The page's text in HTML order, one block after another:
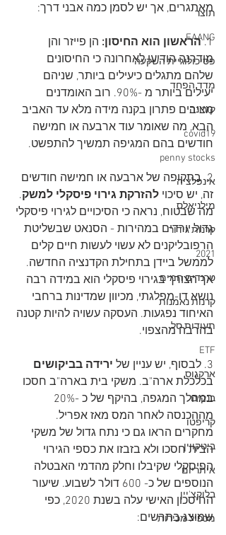
תוצר
FAANG
פסיכולוגיית השקעה
מדד הפחד
קורונה
covid19
penny stocks
אינפלציה
מילניאלס
קרנות גידור
2021
טרנדים חמים
קרנות נאמנות
תעודות סל
ETF
ארקגוס
בנקים
קריפטו
ביטקויין
איתריום
בלוקצ'יין
מכפיל מכירות
מאתגרים, אך יש לסמן כמה אבני דרך:
1. הראשון הוא החיסון: הן פייזר והן
מודרנה הודיעו לאחרונה כי החיסונים
שלהם מתגלים כיעילים ביותר, שניהם
יעילים ביותר מ -90%. רוב האומדנים
מציבים פתרון בקנה מידה מלא עד האביב
הבא, מה שאומר עוד ארבעה או חמישה
חודשים בהם המגיפה תמשיך להתפשט.
2. בתקופה של ארבעה או חמישה חודשים
זה, יש סיכוי להזרקת גירוי פיסקלי למשק.
מה שבטוח, נראה כי הסיכויים לגירוי פיסקלי
גדול יורדים במהירות - הסנאט שבשליטת
הרפובליקנים לא עשוי לעשות חיים קלים
לממשל ביידן בתחילת הקדנציה החדשה.
אך הצורך בגירוי פיסקלי הוא במידה רבה
נושא דו-מפלגתי, מכיוון שמדינות ברחבי
האיחוד נפגעות. העסקה עשויה להיות קטנה
בהרבה מהצפוי.
3. לבסוף, יש עניין של
ירידה בביקושים
בכלכלת ארה"ב. משקי בית בארה"ב חסכו
מההכנסה לאחר המס מאז אפריל.
מחקרים הראו גם כי נתח גדול של משקי
הבית חסכו ולא בזבזו את כספי הגירוי
הפיסקלי שקיבלו וחלק מהדמי האבטלה
הנוספים של כ- 600 דולר לשבוע. שיעור
החיסכון האישי עלה בשנת 2020, כפי
שמוצג בתרשים: